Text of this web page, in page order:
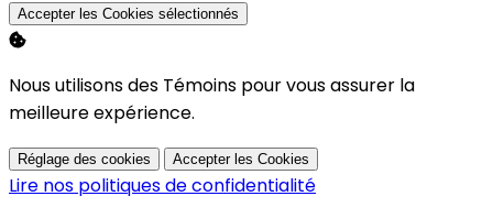
Accepter les Cookies sélectionnés
Nous utilisons des Témoins pour vous assurer la
meilleure expérience.
Réglage des cookies Accepter les Cookies
Lire nos politiques de confidentialité